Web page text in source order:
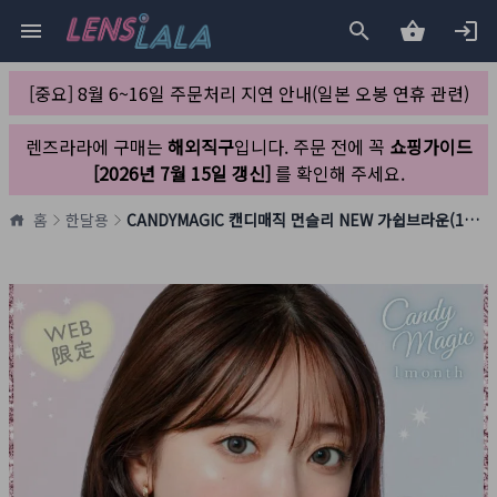
[중요] 8월 6~16일 주문처리 지연 안내(일본 오봉 연휴 관련)
렌즈라라에 구매는 해외직구입니다. 주문 전에 꼭 쇼핑가이드
[2026년 7월 15일 갱신]를 확인해 주세요.
홈 한달용 CANDYMAGIC 캔디매직 먼슬리 NEW 가쉽브라운(1박스 1개들이)